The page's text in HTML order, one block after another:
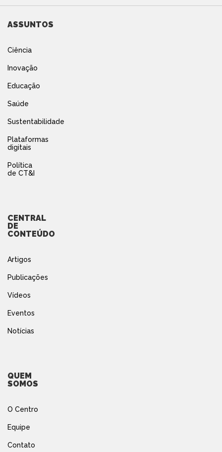
ASSUNTOS
Ciência
Inovação
Educação
Saúde
Sustentabilidade
Plataformas
digitais
Política
de CT&I
CENTRAL
DE
CONTEÚDO
Artigos
Publicações
Vídeos
Eventos
Notícias
QUEM
SOMOS
O Centro
Equipe
Contato